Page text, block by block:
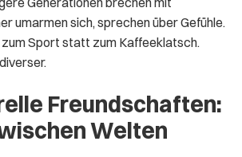
umarmen sich, sprechen über Gefühle.
Sport statt zum Kaffeeklatsch.
Freundschaften:
Welten